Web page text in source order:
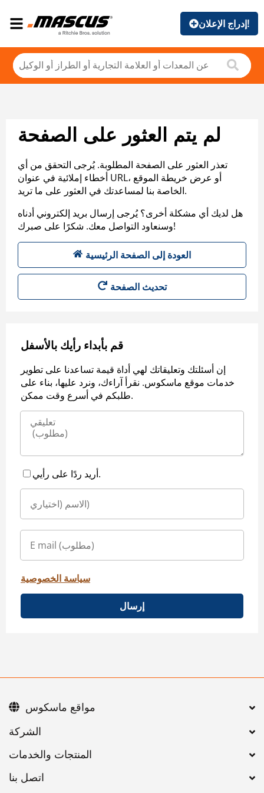
إدراج الإعلان!
لم يتم العثور على الصفحة
تعذر العثور على الصفحة المطلوبة. يُرجى التحقق من أي
أخطاء إملائية في عنوان URL، أو عرض خريطة الموقع
الخاصة بنا لمساعدتك في العثور على ما تريد.
هل لديك أي مشكلة أخرى؟ يُرجى إرسال بريد إلكتروني أدناه
وسنعاود التواصل معك. شكرًا على صبرك!
العودة إلى الصفحة الرئيسية
تحديث الصفحة
قم بأبداء رأيك بالأسفل
إن أسئلتك وتعليقاتك لهي أداة قيمة تساعدنا على تطوير
خدمات موقع ماسكوس. نقرأ آراءك، ونرد عليها، بناء على
طلبكم في أسرع وقت ممكن.
أريد ردًا على رأيي.
سياسة الخصوصية
إرسال
اتصل بنا
مواقع ماسكوس